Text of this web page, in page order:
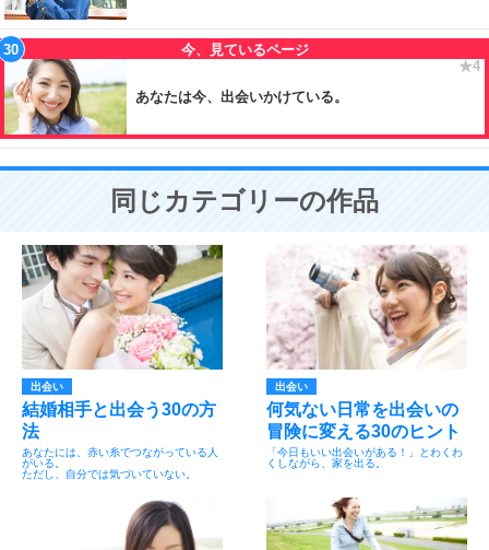
あなたは今、出会いかけている。
同じカテゴリーの作品
出会い
結婚相手と出会う30の方
法
あなたには、赤い糸でつながっている人
がいる。
ただし、自分では気づいていない。
出会い
何気ない日常を出会いの
冒険に変える30のヒント
「今日もいい出会いがある！」とわくわ
くしながら、家を出る。